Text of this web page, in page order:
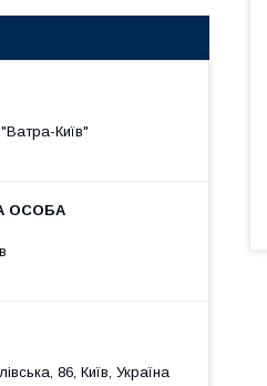
Київ"
86, Київ, Україна